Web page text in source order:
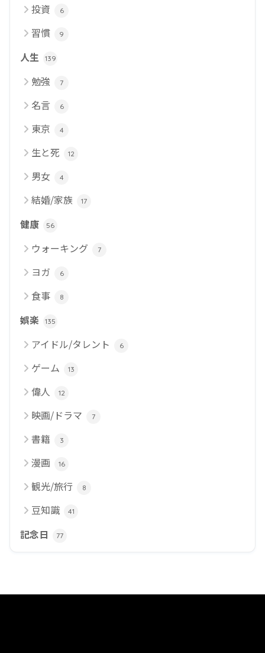
投資 6
習慣 9
人生 139
勉強 7
名言 6
東京 4
生と死 12
男女 4
結婚/家族 17
健康 56
ウォーキング 7
ヨガ 6
食事 8
娯楽 135
アイドル/タレント 6
ゲーム 13
偉人 12
映画/ドラマ 7
書籍 3
漫画 16
観光/旅行 8
豆知識 41
記念日 77